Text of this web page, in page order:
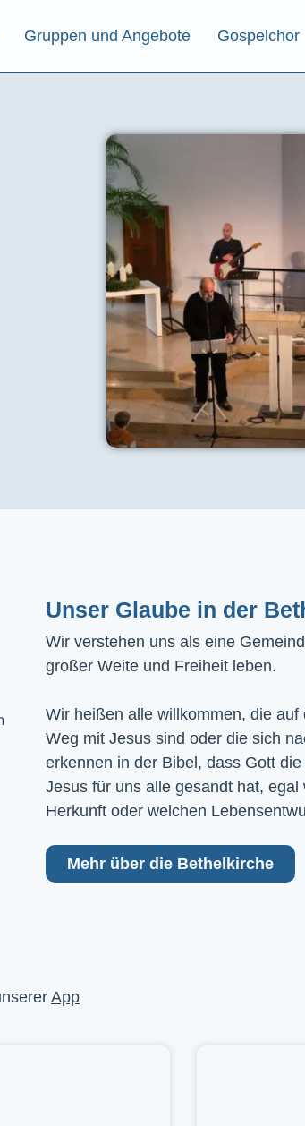
Gruppen und Angebote Gospelchor
Unser Glaube in der
Wir verstehen uns als eine
großer Weite und Freiheit leben.
Wir heißen alle willkommen, die
Weg mit Jesus sind oder die sich
erkennen in der Bibel, dass Gott
Jesus für uns alle gesandt hat,
Herkunft oder welchen
Mehr über die Bethelkirche
App